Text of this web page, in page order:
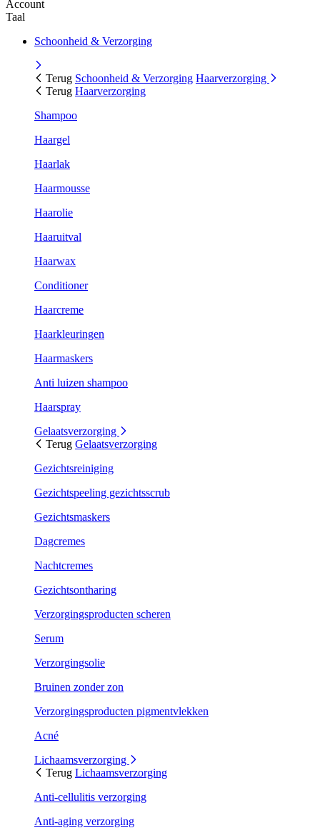
Account
Taal
Schoonheid & Verzorging
Terug Schoonheid & Verzorging Haarverzorging
Terug Haarverzorging
Shampoo
Haargel
Haarlak
Haarmousse
Haarolie
Haaruitval
Haarwax
Conditioner
Haarcreme
Haarkleuringen
Haarmaskers
Anti luizen shampoo
Haarspray
Gelaatsverzorging
Terug Gelaatsverzorging
Gezichtsreiniging
Gezichtspeeling gezichtsscrub
Gezichtsmaskers
Dagcremes
Nachtcremes
Gezichtsontharing
Verzorgingsproducten scheren
Serum
Verzorgingsolie
Bruinen zonder zon
Verzorgingsproducten pigmentvlekken
Acné
Lichaamsverzorging
Terug Lichaamsverzorging
Anti-cellulitis verzorging
Anti-aging verzorging